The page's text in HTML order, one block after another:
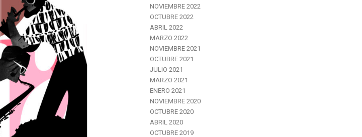
NOVIEMBRE 2022
OCTUBRE 2022
ABRIL 2022
MARZO 2022
NOVIEMBRE 2021
OCTUBRE 2021
JULIO 2021
MARZO 2021
ENERO 2021
NOVIEMBRE 2020
OCTUBRE 2020
ABRIL 2020
OCTUBRE 2019